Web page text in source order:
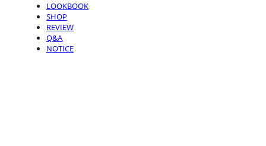
LOOKBOOK
SHOP
REVIEW
Q&A
NOTICE